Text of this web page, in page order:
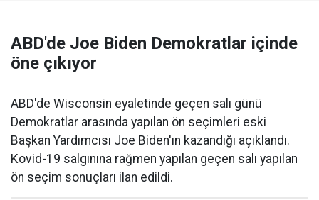
ABD'de Joe Biden Demokratlar içinde
öne çıkıyor
ABD'de Wisconsin eyaletinde geçen salı günü
Demokratlar arasında yapılan ön seçimleri eski
Başkan Yardımcısı Joe Biden'ın kazandığı açıklandı.
Kovid-19 salgınına rağmen yapılan geçen salı yapılan
ön seçim sonuçları ilan edildi.